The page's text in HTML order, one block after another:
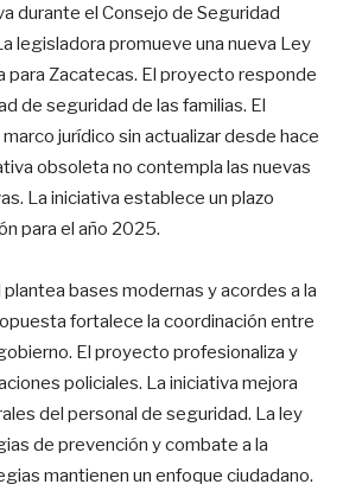
durante el Consejo de Seguridad
legisladora promueve una nueva Ley
para Zacatecas. El proyecto responde
de seguridad de las familias. El
jurídico sin actualizar desde hace
obsoleta no contempla las nuevas
La iniciativa establece un plazo
para el año 2025.
bases modernas y acordes a la
fortalece la coordinación entre
El proyecto profesionaliza y
policiales. La iniciativa mejora
del personal de seguridad. La ley
de prevención y combate a la
mantienen un enfoque ciudadano.